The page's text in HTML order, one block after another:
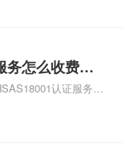
务怎么收费，
证服务怎么收
认证服务中
认证，哪个